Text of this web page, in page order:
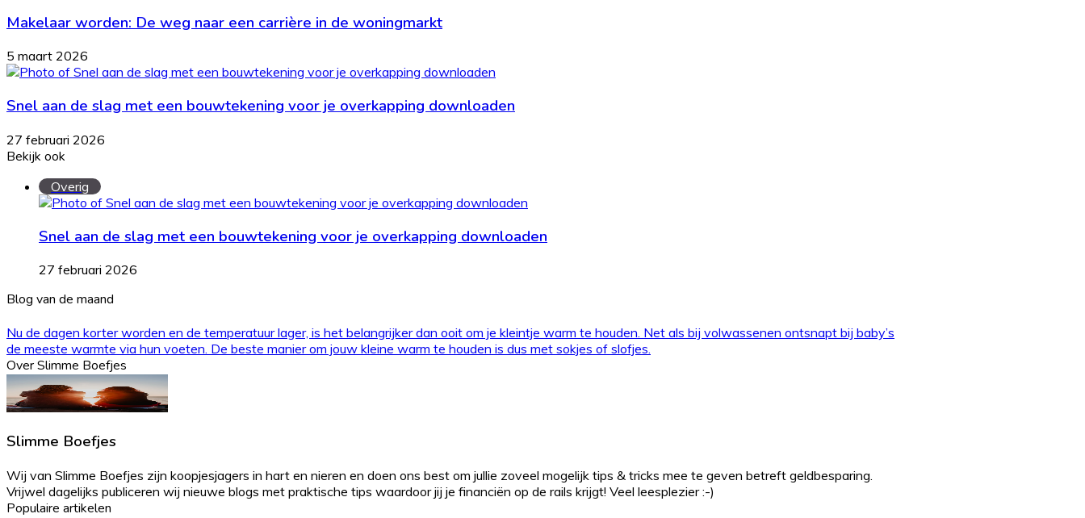
Makelaar worden: De weg naar een carrière in de woningmarkt
5 maart 2026
Snel aan de slag met een bouwtekening voor je overkapping downloaden
27 februari 2026
Bekijk ook
Overig
Snel aan de slag met een bouwtekening voor je overkapping downloaden
27 februari 2026
Blog van de maand
Nu de dagen korter worden en de temperatuur lager, is het belangrijker dan ooit om je kleintje warm te houden. Net als bij volwassenen ontsnapt bij baby’s
de meeste warmte via hun voeten. De beste manier om jouw kleine warm te houden is dus met sokjes of slofjes.
Over Slimme Boefjes
Slimme Boefjes
Wij van Slimme Boefjes zijn koopjesjagers in hart en nieren en doen ons best om jullie zoveel mogelijk tips & tricks mee te geven betreft geldbesparing.
Vrijwel dagelijks publiceren wij nieuwe blogs met praktische tips waardoor jij je financiën op de rails krijgt! Veel leesplezier :-)
Populaire artikelen